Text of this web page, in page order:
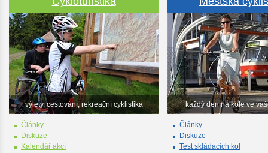
výlety, cestování, rekreační cyklistika
Články
Diskuze
Kalendář akcí
každý den na kole ve
Články
Diskuze
Test skládacích kol